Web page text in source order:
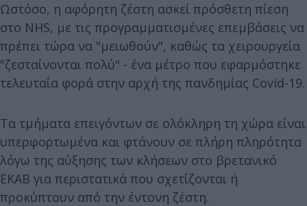
Ωστόσο, η αφόρητη ζέστη ασκεί πρόσθετη πίεση
στο NHS, με τις προγραμματισμένες επεμβάσεις να
πρέπει τώρα να "μειωθούν", καθώς τα χειρουργεία
"ζεσταίνονται πολύ" - ένα μέτρο που εφαρμόστηκε
τελευταία φορά στην αρχή της πανδημίας Covid-19.
Τα τμήματα επειγόντων σε ολόκληρη τη χώρα είναι
υπερφορτωμένα και φτάνουν σε πλήρη πληρότητα
λόγω της αύξησης των κλήσεων στο βρετανικό
ΕΚΑΒ για περιστατικά που σχετίζονται ή
προκύπτουν από την έντονη ζέστη.